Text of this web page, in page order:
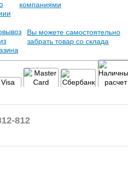
компаниями
Вы можете самостоятельно
забрать товар со склада
812